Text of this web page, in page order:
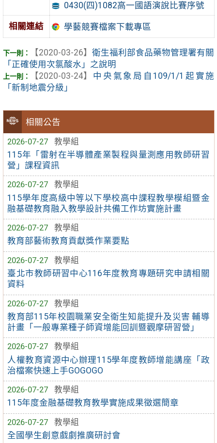
相關公告
2026-07-27
教學組
115年「雷射在半導體產業製程與量測應用教師研習
營」課程資訊
2026-07-27
教學組
115學年度高級中等以下學校高中課程教學模組暨金
融基礎教育融入教學設計共備工作坊實施計畫
2026-07-27
教學組
教育部藝術教育貢獻獎作業要點
2026-07-27
教學組
臺北市教師研習中心116年度教育專題研究申請相關
資料
2026-07-27
教學組
教育部115年校園職業安全衛生知能提升及災害 輔導
計畫「一般專業種子師資增能回訓暨觀摩研習營」
2026-07-27
教學組
人權教育資源中心辦理115學年度教師增能講座「政
治檔案快速上手GOGOGO
2026-07-27
教學組
115年度金融基礎教育教學實施成果徵選簡章
2026-07-27
教學組
全國學生創意戲劇推廣研討會
0430(四)1082高一國語演說比賽序號
相關連結 學藝競賽檔案下載專區
【2020-03-26】 衛生福利部食品藥物管理署有關
「正確使用次氯酸水」之說明
【2020-03-24】
中央氣象局自109/1/1起實施
「新制地震分級」